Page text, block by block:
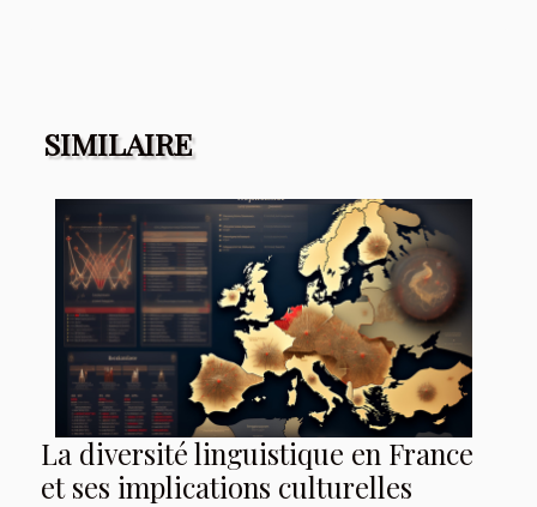
SIMILAIRE
La diversité linguistique en France
et ses implications culturelles